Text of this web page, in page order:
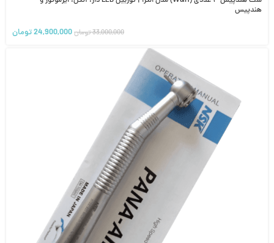
هندپیس
33,000,000تومان24,900,000تومان